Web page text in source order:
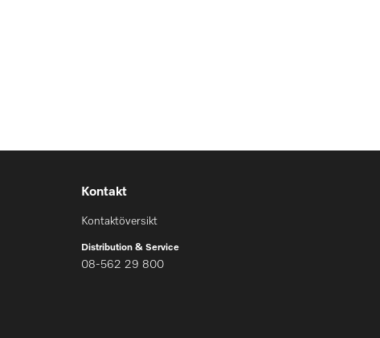
Kontakt
Kontaktöversikt
Distribution & Service
08-562 29 800